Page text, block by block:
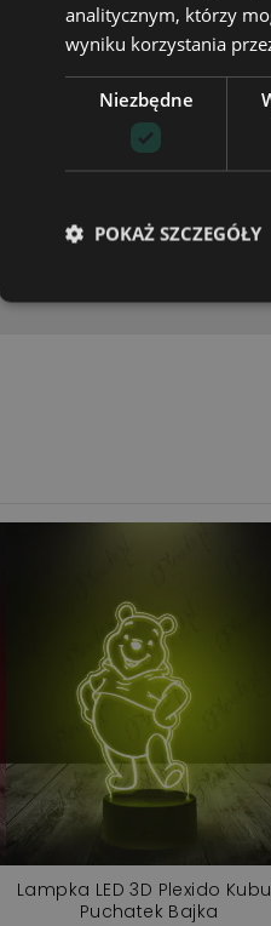
Lampka LED 3D Plexido
Puchatek Bajka
analitycznym, którzy
wyniku korzystania
Niezbędne
POKAŻ SZCZEGÓŁY